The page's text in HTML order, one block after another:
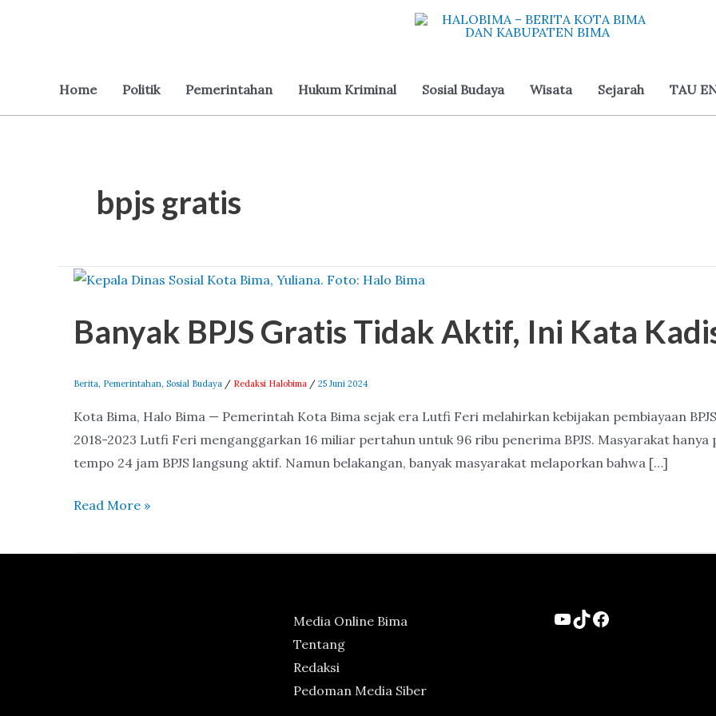
Home Politik Pemerintahan Hukum Kriminal Sosial Budaya Wisata Sejarah TAU
bpjs gratis
Banyak BPJS Gratis Tidak Aktif, Ini Kata
Berita, Pemerintahan, Sosial Budaya / Redaksi Halobima / 25 Juni 2024
Kota Bima, Halo Bima — Pemerintah Kota Bima sejak era Lutfi Feri melahirkan kebijakan pembiayaan
2018-2023 Lutfi Feri menganggarkan 16 miliar pertahun untuk 96 ribu penerima BPJS. Masyarakat
tempo 24 jam BPJS langsung aktif. Namun belakangan, banyak masyarakat melaporkan bahwa […]
Banyak
Gratis
Tidak
Kata
Kadis
Sosial
Read More »
Media Online Bima
Tentang
Redaksi
Pedoman Media Siber
YouTube
TikTok
Facebook